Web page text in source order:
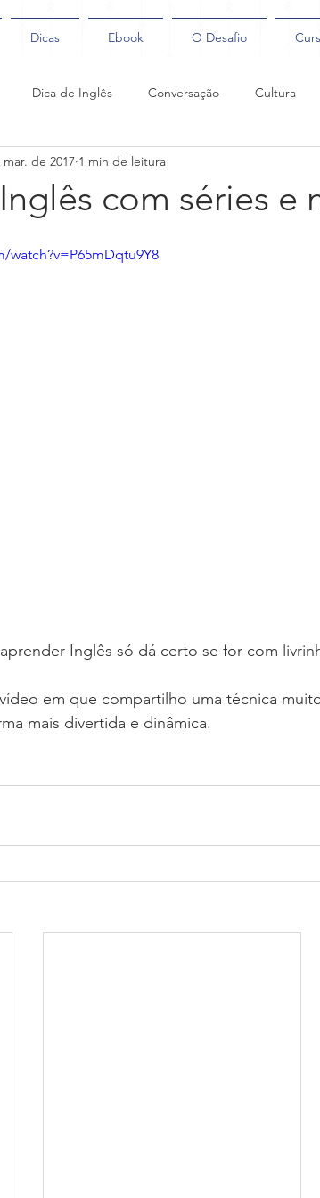
Dicas Ebook O Desafio
Dica de Inglês Conversação Cultura
Coaching
com séries e
de 2017 1 min de leitura
Inglês só dá certo se for com
em que compartilho uma técnica
mais divertida e dinâmica.